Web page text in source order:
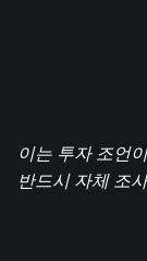
이는 투자 조언
반드시 자체 조